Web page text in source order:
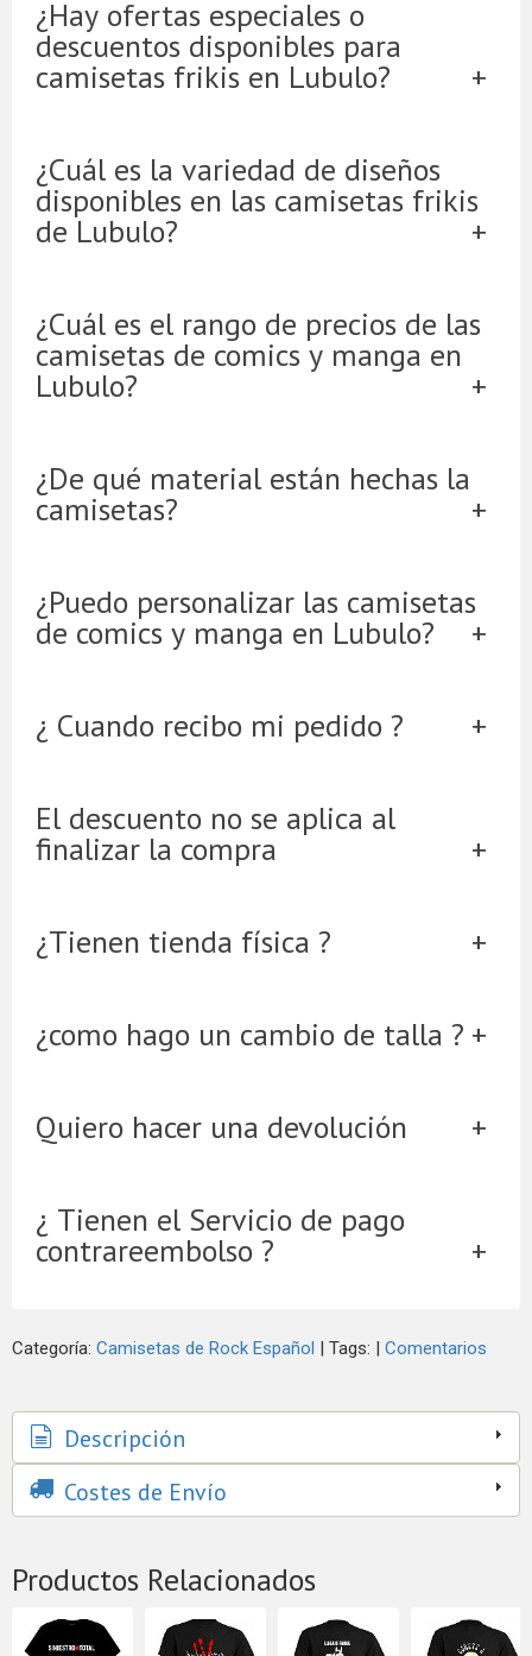
¿Hay ofertas especiales o
descuentos disponibles para
camisetas frikis en Lubulo?
¿Cuál es la variedad de diseños
disponibles en las camisetas frikis
de Lubulo?
¿Cuál es el rango de precios de las
camisetas de comics y manga en
Lubulo?
¿De qué material están hechas la
camisetas?
¿Puedo personalizar las camisetas
de comics y manga en Lubulo?
¿ Cuando recibo mi pedido ?
El descuento no se aplica al
finalizar la compra
¿Tienen tienda física ?
¿como hago un cambio de talla ?
Quiero hacer una devolución
¿ Tienen el Servicio de pago
contrareembolso ?
Categoría: Camisetas de Rock Español | Tags: | Comentarios
Descripción
Costes de Envío
Productos Relacionados